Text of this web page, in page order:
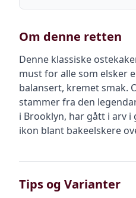
Om denne retten
Denne klassiske
must for alle som elsker
balansert, kremet smak.
stammer fra den
i Brooklyn, har gått i arv
ikon blant bakeelskere
Tips og Varianter